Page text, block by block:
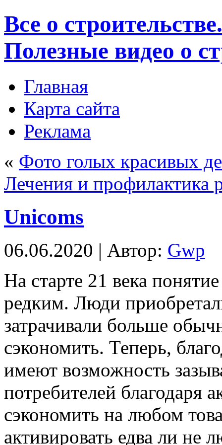
Все о
Полезные видео о
Главная
Карта сайта
Реклама
« Фото голых красивых
Лечения и профилактика
Unicoms
06.06.2020 | Автор: Gwp
Нa стaртe 21 века
редким. Люди
затрачивали больше
сэкономить. Теперь,
имеют возможность
потребителей благодаря
сэкономить на любом
активировать едва ли не